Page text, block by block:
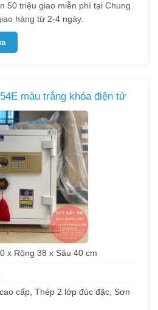
50 triệu giao miễn phí tại Chung
hàng từ 2-4 ngày.
màu trắng khóa điện tử
x Rộng 38 x Sâu 40 cm
cấp, Thép 2 lớp đúc đặc, Sơn